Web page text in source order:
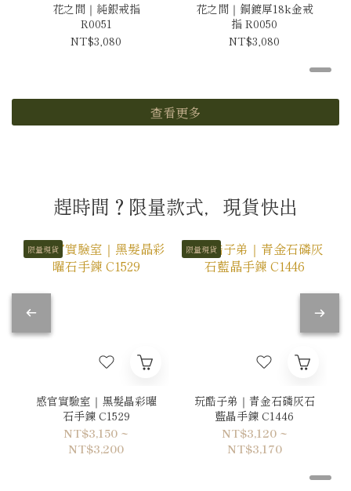
花之間｜純銀戒指
R0051
NT$3,080
花之間｜銅鍍厚18k金戒
指 R0050
NT$3,080
查看更多
趕時間？限量款式，現貨快出
限量現貨
感官實驗室｜黑髮晶彩曜
石手鍊 C1529
NT$3,150 ~
NT$3,200
限量現貨
玩酷子弟｜青金石磷灰石
藍晶手鍊 C1446
NT$3,120 ~
NT$3,170